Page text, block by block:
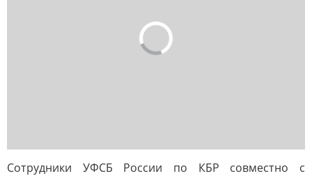
Сотрудники УФСБ России по КБР совместно с